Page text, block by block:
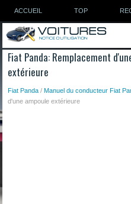
ACCUEIL TOP
Fiat Panda: Remplacement
extérieure
Fiat Panda /Manuel du conducteur Fiat
d'une ampoule extérieure